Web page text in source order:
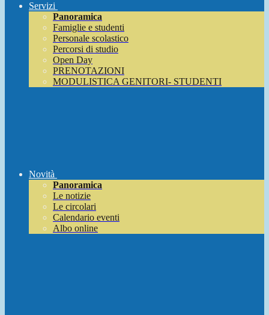
Servizi
Panoramica
Famiglie e studenti
Personale scolastico
Percorsi di studio
Open Day
PRENOTAZIONI
MODULISTICA GENITORI- STUDENTI
Novità
Panoramica
Le notizie
Le circolari
Calendario eventi
Albo online